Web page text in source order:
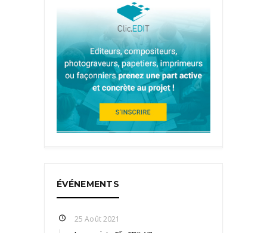
ÉVÉNEMENTS
25 Août 2021